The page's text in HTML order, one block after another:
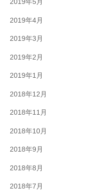
2019年5月
2019年4月
2019年3月
2019年2月
2019年1月
2018年12月
2018年11月
2018年10月
2018年9月
2018年8月
2018年7月